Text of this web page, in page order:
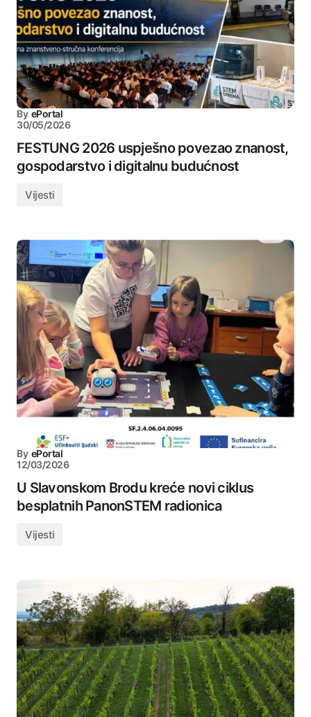
By ePortal
30/05/2026
FESTUNG 2026 uspješno povezao znanost,
gospodarstvo i digitalnu budućnost
Vijesti
By ePortal
12/03/2026
U Slavonskom Brodu kreće novi ciklus
besplatnih PanonSTEM radionica
Vijesti